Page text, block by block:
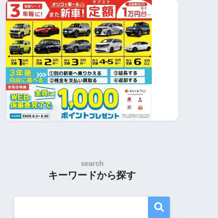
search
キーワードから探す